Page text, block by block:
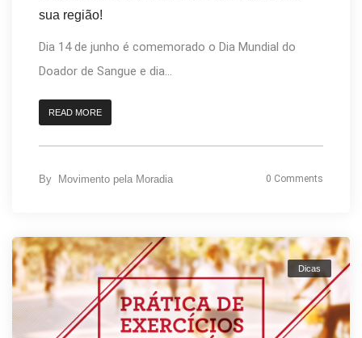
sua região!
Dia 14 de junho é comemorado o Dia Mundial do
Doador de Sangue e dia...
READ MORE
By Movimento pela Moradia 0 Comments
Dicas